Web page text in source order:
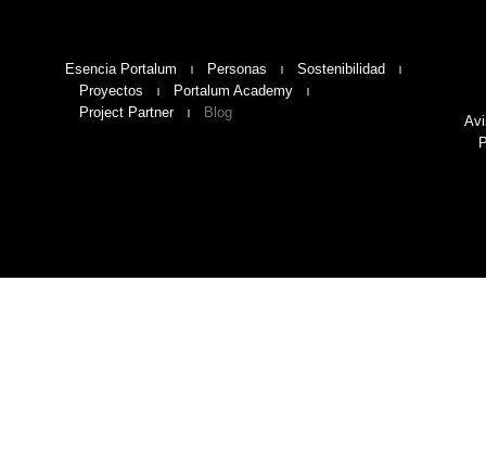
Esencia Portalum Personas
Sostenibilidad
Proyectos
Portalum Academy
Project Partner
Blog